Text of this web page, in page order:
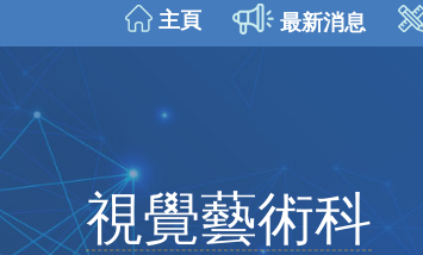
主頁 最新消息
視覺藝術科